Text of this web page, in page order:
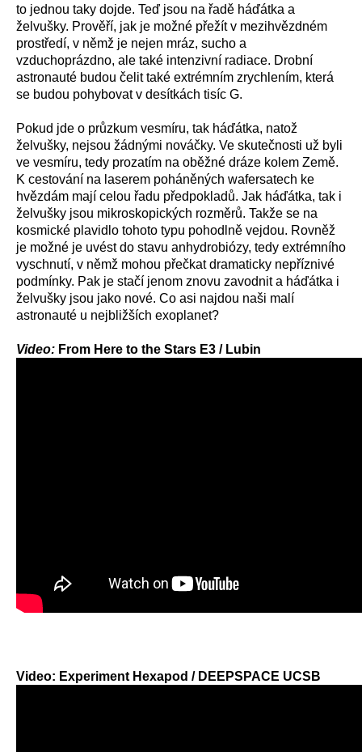
to jednou taky dojde. Teď jsou na řadě háďátka a
želvušky. Prověří, jak je možné přežít v mezihvězdném
prostředí, v němž je nejen mráz, sucho a
vzduchoprázdno, ale také intenzivní radiace. Drobní
astronauté budou čelit také extrémním zrychlením, která
se budou pohybovat v desítkách tisíc G.
Pokud jde o průzkum vesmíru, tak háďátka, natož
želvušky, nejsou žádnými nováčky. Ve skutečnosti už byli
ve vesmíru, tedy prozatím na oběžné dráze kolem Země.
K cestování na laserem poháněných wafersatech ke
hvězdám mají celou řadu předpokladů. Jak háďátka, tak i
želvušky jsou mikroskopických rozměrů. Takže se na
kosmické plavidlo tohoto typu pohodlně vejdou. Rovněž
je možné je uvést do stavu anhydrobiózy, tedy extrémního
vyschnutí, v němž mohou přečkat dramaticky nepříznivé
podmínky. Pak je stačí jenom znovu zavodnit a háďátka i
želvušky jsou jako nové. Co asi najdou naši malí
astronauté u nejbližších exoplanet?
Video: From Here to the Stars E3 / Lubin
Video: Experiment Hexapod / DEEPSPACE UCSB